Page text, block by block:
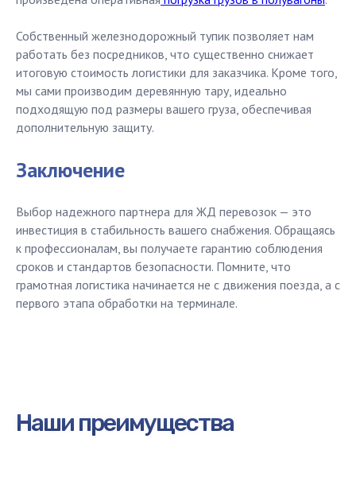
Собственный железнодорожный тупик позволяет нам
работать без посредников, что существенно снижает
итоговую стоимость логистики для заказчика. Кроме того,
мы сами производим деревянную тару, идеально
подходящую под размеры вашего груза, обеспечивая
дополнительную защиту.
Заключение
Выбор надежного партнера для ЖД перевозок — это
инвестиция в стабильность вашего снабжения. Обращаясь
к профессионалам, вы получаете гарантию соблюдения
сроков и стандартов безопасности. Помните, что
грамотная логистика начинается не с движения поезда, а с
первого этапа обработки на терминале.
Наши преимущества